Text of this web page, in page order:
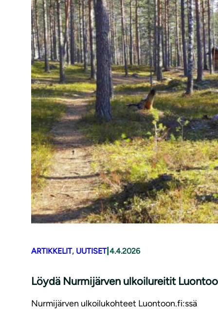
ARTIKKELIT, UUTISET| 4.4.2026
Löydä Nurmijärven ulkoilureitit
Nurmijärven ulkoilukohteet Luontoon.fi:ssä